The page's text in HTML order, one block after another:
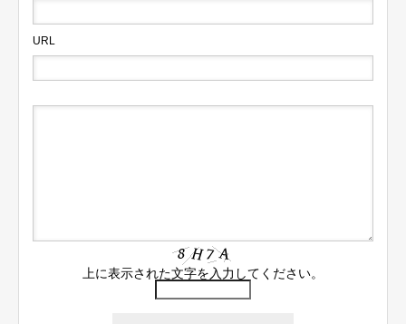
URL
上に表示された文字を入力してください。